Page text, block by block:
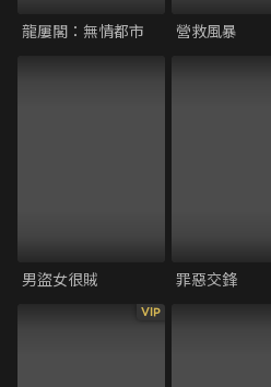
龍屢閣：無情都市 營救風暴
男盜女很賊 罪惡交鋒
VIP